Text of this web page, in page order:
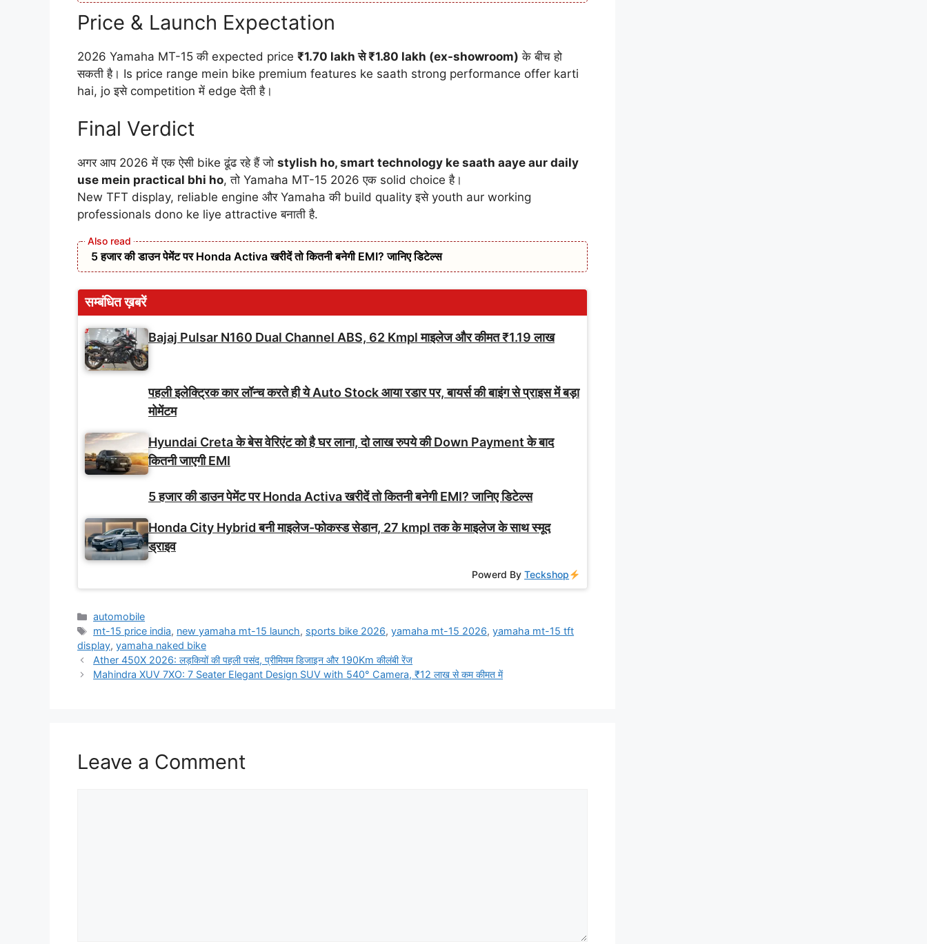
Price & Launch Expectation
2026 Yamaha MT-15 की expected price ₹1.70 lakh से ₹1.80 lakh (ex-showroom) के बीच हो
सकती है। Is price range mein bike premium features ke saath strong performance offer karti
hai, jo इसे competition में edge देती है।
Final Verdict
अगर आप 2026 में एक ऐसी bike ढूंढ रहे हैं जो stylish ho, smart technology ke saath aaye aur daily
use mein practical bhi ho, तो Yamaha MT-15 2026 एक solid choice है।
New TFT display, reliable engine और Yamaha की build quality इसे youth aur working
professionals dono ke liye attractive बनाती है.
5 हजार की डाउन पेमेंट पर Honda Activa खरीदें तो कितनी बनेगी EMI? जानिए डिटेल्स
सम्बंधित ख़बरें
Bajaj Pulsar N160 Dual Channel ABS, 62 Kmpl माइलेज और कीमत ₹1.19 लाख
पहली इलेक्ट्रिक कार लॉन्च करते ही ये Auto Stock आया रडार पर, बायर्स की बाइंग से प्राइस में बड़ा
मोमेंटम
Hyundai Creta के बेस वेरिएंट को है घर लाना, दो लाख रुपये की Down Payment के बाद
कितनी जाएगी EMI
5 हजार की डाउन पेमेंट पर Honda Activa खरीदें तो कितनी बनेगी EMI? जानिए डिटेल्स
Honda City Hybrid बनी माइलेज-फोकस्ड सेडान, 27 kmpl तक के माइलेज के साथ स्मूद
ड्राइव
Powerd ByTeckshop
Categories
automobile
Tags
mt-15 price india, new yamaha mt-15 launch, sports bike 2026,yamaha mt-15 2026,yamaha mt-15 tft
display, yamaha naked bike
Ather 450X 2026: लड़कियों की पहली पसंद, प्रीमियम डिजाइन और 190Km कीलंबी रेंज
Mahindra XUV 7XO: 7 Seater Elegant Design SUV with 540° Camera, ₹12 लाख से कम कीमत में
Leave a Comment